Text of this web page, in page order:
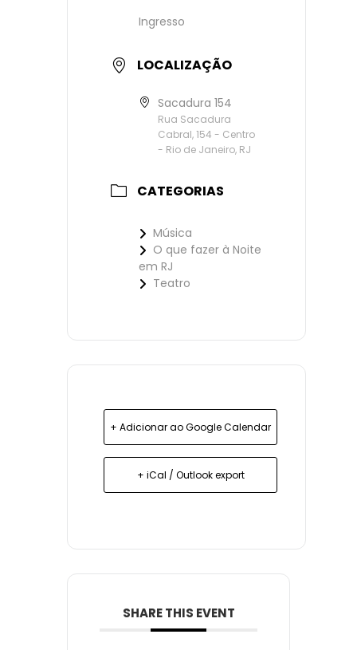
Ingresso
LOCALIZAÇÃO
Sacadura 154
Rua Sacadura
Cabral, 154 - Centro
- Rio de Janeiro, RJ
CATEGORIAS
Música
O que fazer à Noite
em RJ
Teatro
+ Adicionar ao Google Calendar
+ iCal / Outlook export
SHARE THIS EVENT